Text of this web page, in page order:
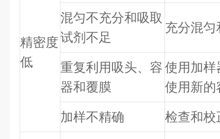
精密度
低
混匀不充分和吸取
试剂不足
充分混
重复利用吸头、容
器和覆膜
使用加样
使用新的
加样不精确 检查和校